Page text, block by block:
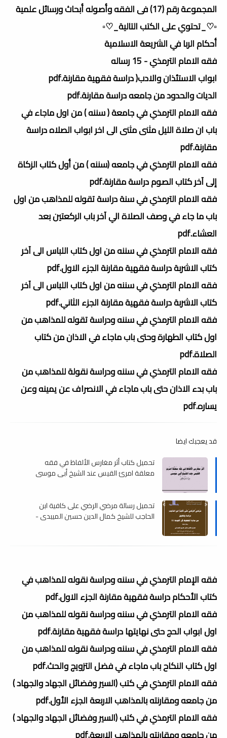
المجموعة رقم (17) فى الفقه وأصوله أبحاث ورسائل علمية
▫️♡_تحتوي على الكتب التالية_♡▫️
أحكام الربا في الشريعة الاسلامية
فقه الامام الترمذي - 15 رساله
ابواب الاستئذان والادب( دراسة فقهية مقارنة.pdf
الديات والحدود من جامعه دراسة مقارنة.pdf
فقه الامام الترمذي في جامعة ( سننه ) من اول ماجاء في
باب ان صلاة الليل مثنى مثنى الى اخر ابواب الصلاه دراسة
مقارنة.pdf
فقه الامام الترمذي في جامعه (سننه ) من أول كتاب الزكاة
إلى آخر كتاب الصوم دراسة مقارنة.pdf
فقه الامام الترمذي في سنة دراسة تقوله للمذاهب من اول
باب ما جاء في وصف الصلاة الي آخر باب الركعتين بعد
العشاء.pdf
فقه الامام الترمذي في سننه من اول كتاب اللباس الى آخر
كتاب الاشربة دراسة فقهية مقارنة الجزء الاول.pdf
فقه الامام الترمذي في سننه من اول كتاب اللباس الى آخر
كتاب الاشربة دراسة فقهية مقارنة الجزء الثاني.pdf
فقه الامام الترمذي في سننه ودراسة تقوله للمذاهب من
اول كتاب الطهارة وحتى باب ماجاء في الاذان من كتاب
الصلاة.pdf
فقه الامام الترمذي في سننه ودراسة نقولة للمذاهب من
باب بدء الاذان حتى باب ماجاء في الانصراف عن يمينه وعن
يساره.pdf
قد يعجبك ايضا
تحميل كتاب أثر مغارس الألفاظ في فقه
معلقة امرئ القيس عند الشيخ أبي موسى
تحميل رسالة مرضي الرضي على كافية ابن
الحاجب للشيخ كمال الدين حسين الميبدي -
فقه الإمام الترمذي في سننه ودراسة نقوله للمذاهب في
كتاب الأحكام دراسة فقهية مقارنة الجزء الاول.pdf
فقه الامام الترمذي في سننه ودراسة نقوله للمذاهب من
اول ابواب الحج حتى نهايتها دراسة فقهية مقارنة.pdf
فقه الامام الترمذي في سننه ودراسة نقوله للمذاهب من
اول كتاب النكاح باب ماجاء في فضل التزويج والحث.pdf
فقه الامام الترمذي في كتب (السير وفضائل الجهاد والجهاد )
من جامعه ومقارنته بالمذاهب الاربعة الجزء الأول.pdf
فقه الامام الترمذي في كتب (السير وفضائل الجهاد والجهاد )